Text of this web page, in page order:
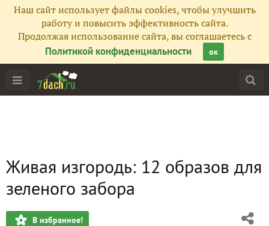
Наш сайт использует файлы cookies, чтобы улучшить
работу и повысить эффективность сайта.
Продолжая использование сайта, вы соглашаетесь с
Политикой конфиденциальности
ок
Живая изгородь: 12 образов для
зеленого забора
В избранное!